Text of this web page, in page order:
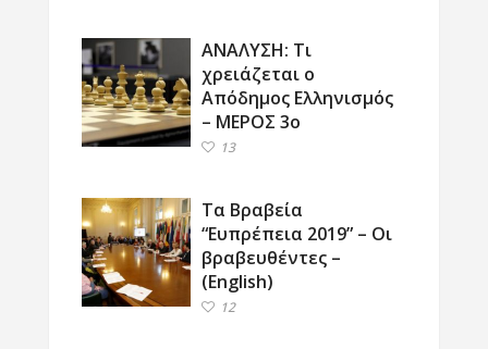
ΑΝΑΛΥΣΗ: Τι
χρειάζεται ο
Απόδημος Ελληνισμός
– ΜΕΡΟΣ 3ο
13
Τα Βραβεία
“Ευπρέπεια 2019” – Οι
βραβευθέντες –
(English)
12